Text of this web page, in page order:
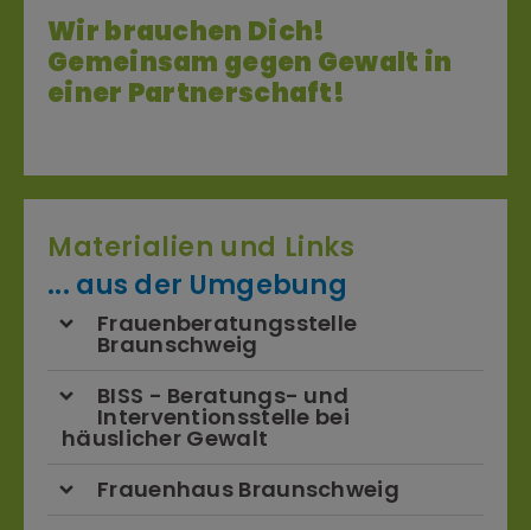
Wir brauchen Dich!
Gemeinsam gegen Gewalt in
einer Partnerschaft!
Materialien und Links
... aus der Umgebung
Frauenberatungsstelle
Braunschweig
BISS - Beratungs- und
Interventionsstelle bei
häuslicher Gewalt
Frauenhaus Braunschweig